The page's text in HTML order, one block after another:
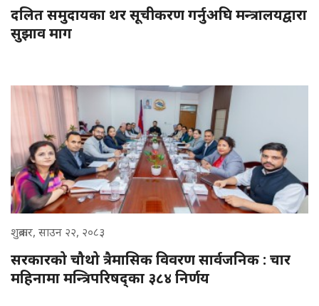
दलित समुदायका थर सूचीकरण गर्नुअघि मन्त्रालयद्वारा
सुझाव माग
शुक्रबार, साउन २२, २०८३
सरकारको चौथो त्रैमासिक विवरण सार्वजनिक : चार
महिनामा मन्त्रिपरिषद्का ३८४ निर्णय